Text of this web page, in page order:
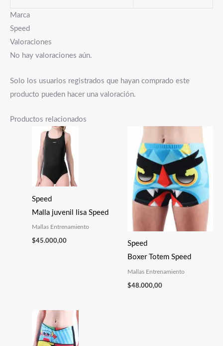
Marca
Speed
Valoraciones
No hay valoraciones aún.
Solo los usuarios registrados que hayan comprado este
producto pueden hacer una valoración.
Productos relacionados
Speed
Malla juvenil lisa Speed
Mallas Entrenamiento
$45.000,00
Speed
Boxer Totem Speed
Mallas Entrenamiento
$48.000,00